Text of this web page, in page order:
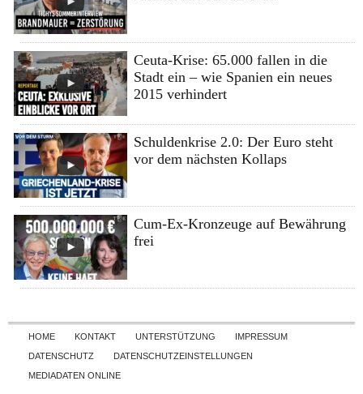
Ceuta-Krise: 65.000 fallen in die
Stadt ein – wie Spanien ein neues
2015 verhindert
Schuldenkrise 2.0: Der Euro steht
vor dem nächsten Kollaps
Cum-Ex-Kronzeuge auf Bewährung
frei
Skip to content
HOME KONTAKT UNTERSTÜTZUNG
IMPRESSUM
DATENSCHUTZ
DATENSCHUTZEINSTELLUNGEN
MEDIADATEN ONLINE